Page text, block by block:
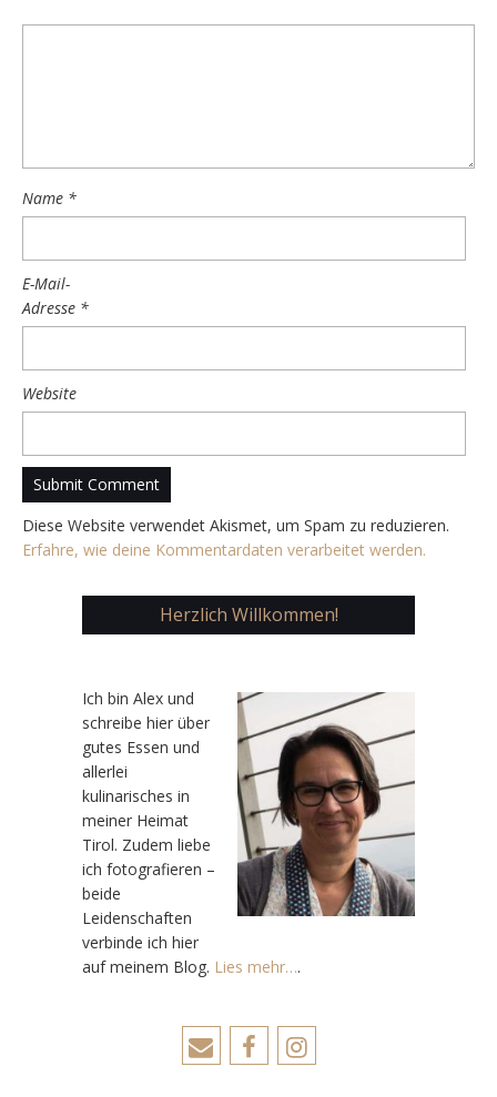
Name *
E-Mail-
Adresse *
Website
Diese Website verwendet Akismet, um Spam zu reduzieren.
Erfahre, wie deine Kommentardaten verarbeitet werden.
Herzlich Willkommen!
Ich bin Alex und
schreibe hier über
gutes Essen und
allerlei
kulinarisches in
meiner Heimat
Tirol. Zudem liebe
ich fotografieren –
beide
Leidenschaften
verbinde ich hier
auf meinem Blog. Lies mehr….